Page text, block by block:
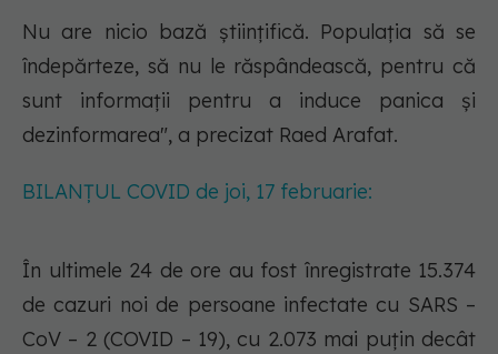
Nu are nicio bază ştiinţifică. Populaţia să se
îndepărteze, să nu le răspândească, pentru că
sunt informaţii pentru a induce panica şi
dezinformarea", a precizat Raed Arafat.
BILANȚUL COVID de joi, 17 februarie:
În ultimele 24 de ore au fost înregistrate 15.374
de cazuri noi de persoane infectate cu SARS –
CoV – 2 (COVID – 19), cu 2.073 mai puțin decât